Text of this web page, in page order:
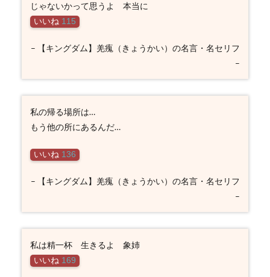
じゃないかって思うよ 本当に
いいね 115
– 【キングダム】羌瘣（きょうかい）の名言・名セリフ
–
私の帰る場所は…
もう他の所にあるんだ…
いいね 136
– 【キングダム】羌瘣（きょうかい）の名言・名セリフ
–
私は精一杯 生きるよ 象姉
いいね 169